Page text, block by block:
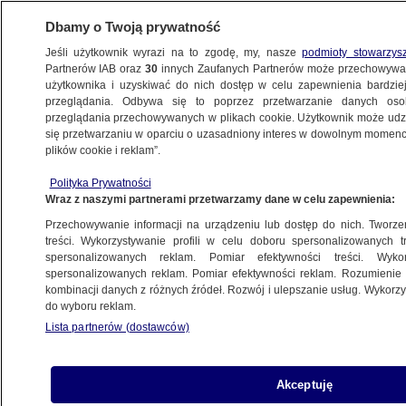
POLSKA
pełny, brakuje pilotów
Artur Molęda
13.05.2025, 11:23
Posłuchaj artykułu
Czyta lektor AI
Dbamy o Twoją prywatność
Jeśli użytkownik wyrazi na to zgodę, my, naszepodmioty
Partnerów IAB oraz30 innych Zaufanych Partnerów może
użytkownika i uzyskiwać do nich dostęp w celu zapewnienia
przeglądania. Odbywa się to poprzez przetwarzanie danych
przeglądania przechowywanych w plikach cookie. Użytkownik może
się przetwarzaniu w oparciu o uzasadniony interes w dowolnym
plików cookie i reklam”.
Polityka Prywatności
Wraz z naszymi partnerami przetwarzamy dane w celu zapewnienia:
Przechowywanie informacji na urządzeniu lub dostęp do nich.
treści. Wykorzystywanie profili w celu doboru spersonalizowanych
spersonalizowanych reklam. Pomiar efektywności treści.
spersonalizowanych reklam. Pomiar efektywności reklam.
kombinacji danych z różnych źródeł. Rozwój i ulepszanie usług.
do wyboru reklam.
Lista partnerów (dostawców)
Akceptuję